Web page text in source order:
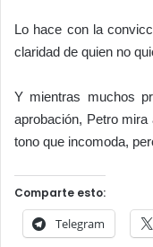
Lo hace con la
claridad de quien no
Y mientras muchos
aprobación, Petro
tono que incomoda,
Comparte esto:
Telegram